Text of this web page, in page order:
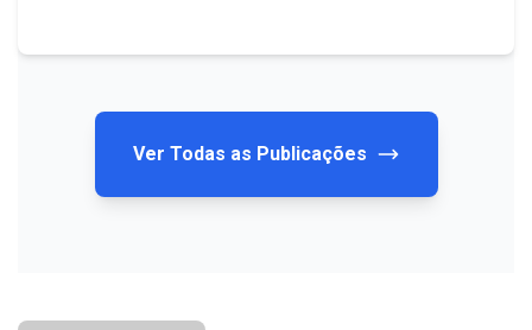
Ver Todas as Publicações